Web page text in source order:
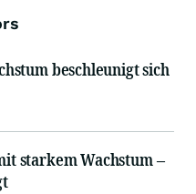
beschleunigt sich
starkem Wachstum –